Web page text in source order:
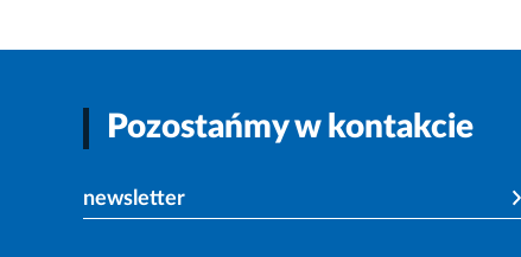
Pozostańmy w kontakcie
newsletter